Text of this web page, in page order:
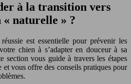
à la transition vers
naturelle » ?
est essentielle pour prévenir les
chien à s’adapter en douceur à sa
section vous guide à travers les étapes
et vous offre des conseils pratiques pour